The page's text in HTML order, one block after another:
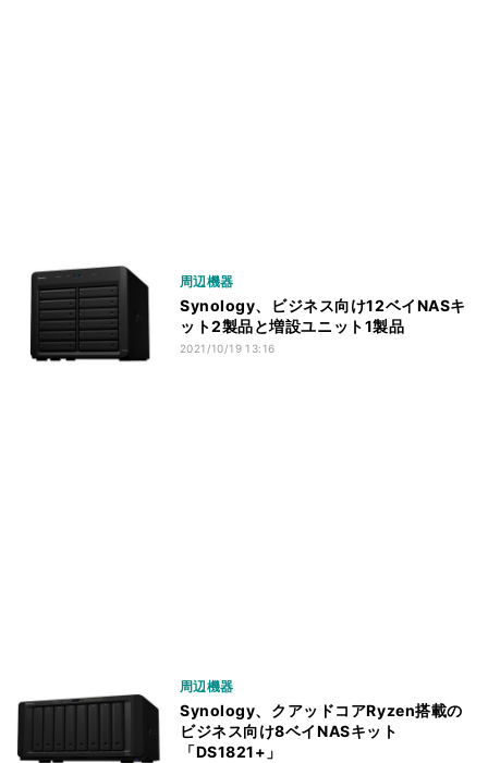
周辺機器
Synology、ビジネス向け12ベイNASキ
ット2製品と増設ユニット1製品
2021/10/19 13:16
周辺機器
Synology、クアッドコアRyzen搭載の
ビジネス向け8ベイNASキット
「DS1821+」